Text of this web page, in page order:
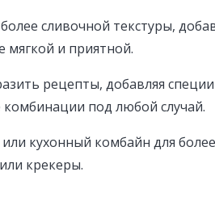
сливочной текстуры,
мягкой и приятной.
рецепты, добавляя
под любой случай.
кухонный комбайн для
крекеры.